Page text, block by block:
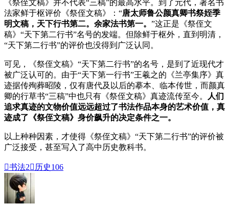
《祭侄文稿》并不代表“三稿”的最高水平。到了元代，著名书
法家鲜于枢评价《祭侄文稿》：“唐太师鲁公颜真卿书祭姪季
明文稿，天下行书第二。余家法书第一。 ”这正是《祭侄文
稿》“天下第二行书”名号的发端。但除鲜于枢外，直到明清，
“天下第二行书”的评价也没得到广泛认同。
可见，《祭侄文稿》“天下第二行书”的名号，是到了近现代才
被广泛认可的。由于“天下第一行书”王羲之的《兰亭集序》真
迹据传殉葬昭陵，仅有唐代及以后的摹本、临本传世，而颜真
卿的行草书“三稿”中也只有《祭侄文稿》真迹流传至今。
人们
追求真迹的文物价值远远超过了书法作品本身的艺术价值，真
迹成了《祭侄文稿》身价飙升的决定条件之一。
以上种种因素，才使得《祭侄文稿》“天下第二行书”的评价被
广泛接受，甚至写入了高中历史教科书。
书法2 历史106